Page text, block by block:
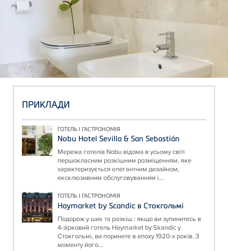
ПРИКЛАДИ
ГОТЕЛЬ І ГАСТРОНОМІЯ
Nobu Hotel Sevilla & San Sebastián
Мережа готелів Nobu відома в усьому світі
першокласним розкішним розміщенням, яке
характеризується елегантним дизайном,
ексклюзивним обслуговуванням і...
ГОТЕЛЬ І ГАСТРОНОМІЯ
Haymarket by Scandic в Стокгольмі
Подорож у шик та розкіш : якщо ви зупинитесь в
4-зірковий готель Haymarket by Skandic у
Стокгольмі, ви поринете в епоху 1920-х років. З
моменту його...